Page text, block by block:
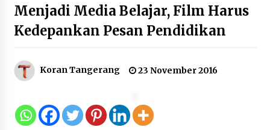
Kemenkum Malut Semarakkan Hari
Pengayoman dan HUT RI ke-81
melalui Pertandingan Gawang Mini
Apel Pagi, Tekankan Semangat
Kemerdekaan dan Optimalisasi
Menjadi Media Belajar, Film Harus
Kedepankan Pesan Pendidikan
Koran Tangerang 23 November 2016